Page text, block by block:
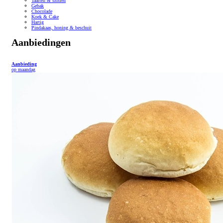
Gebak
Chocolade
Koek & Cake
Hartig
Pindakaas, honing & beschuit
Aanbiedingen
Aanbieding
op maandag